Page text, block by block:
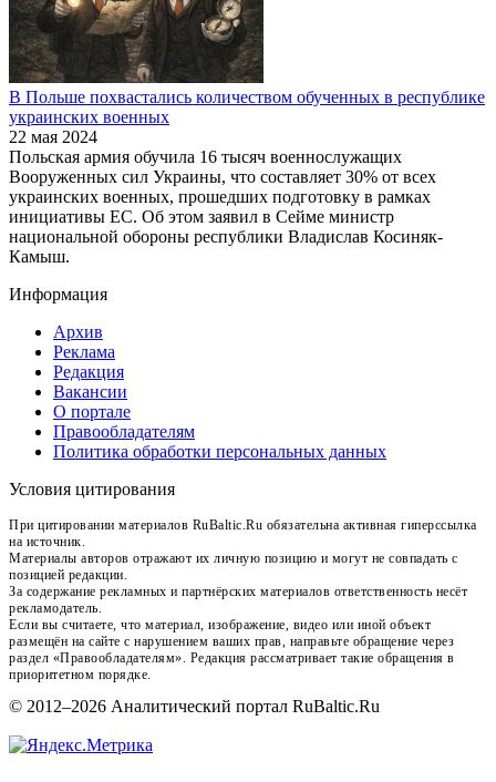
В Польше похвастались количеством обученных в республике
украинских военных
22 мая 2024
Польская армия обучила 16 тысяч военнослужащих
Вооруженных сил Украины, что составляет 30% от всех
украинских военных, прошедших подготовку в рамках
инициативы ЕС. Об этом заявил в Сейме министр
национальной обороны республики Владислав Косиняк-
Камыш.
Информация
Архив
Реклама
Редакция
Вакансии
О портале
Правообладателям
Политика обработки персональных данных
Условия цитирования
При цитировании материалов RuBaltic.Ru обязательна активная гиперссылка
на источник.
Материалы авторов отражают их личную позицию и могут не совпадать с
позицией редакции.
За содержание рекламных и партнёрских материалов ответственность несёт
рекламодатель.
Если вы считаете, что материал, изображение, видео или иной объект
размещён на сайте с нарушением ваших прав, направьте обращение через
раздел «Правообладателям». Редакция рассматривает такие обращения в
приоритетном порядке.
© 2012–2026 Аналитический портал RuBaltic.Ru